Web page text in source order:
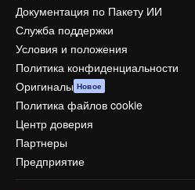
Документация по Пакету ИИ
Служба поддержки
Условия и положения
Политика конфиденциальности
Оригиналы Новое
Политика файлов cookie
Центр доверия
Партнеры
Предприятие